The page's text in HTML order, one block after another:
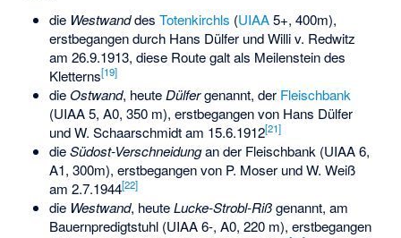
die Westwanddes Totenkirchls (UIAA5+, 400m),
erstbegangen durch Hans Dülfer und Willi v. Redwitz
am 26.9.1913, diese Route galt als Meilenstein des
Kletterns[19]
dieOstwand, heuteDülfergenannt, der Fleischbank
(UIAA 5, A0, 350 m), erstbegangen von Hans Dülfer
und W. Schaarschmidt am 15.6.1912[21]
dieSüdost-Verschneidungan der Fleischbank (UIAA 6,
A1, 300m), erstbegangen von P. Moser und W. Weiß
am 2.7.1944[22]
die Westwand, heuteLucke-Strobl-Rißgenannt, am
Bauernpredigtstuhl (UIAA 6-, A0, 220 m), erstbegangen